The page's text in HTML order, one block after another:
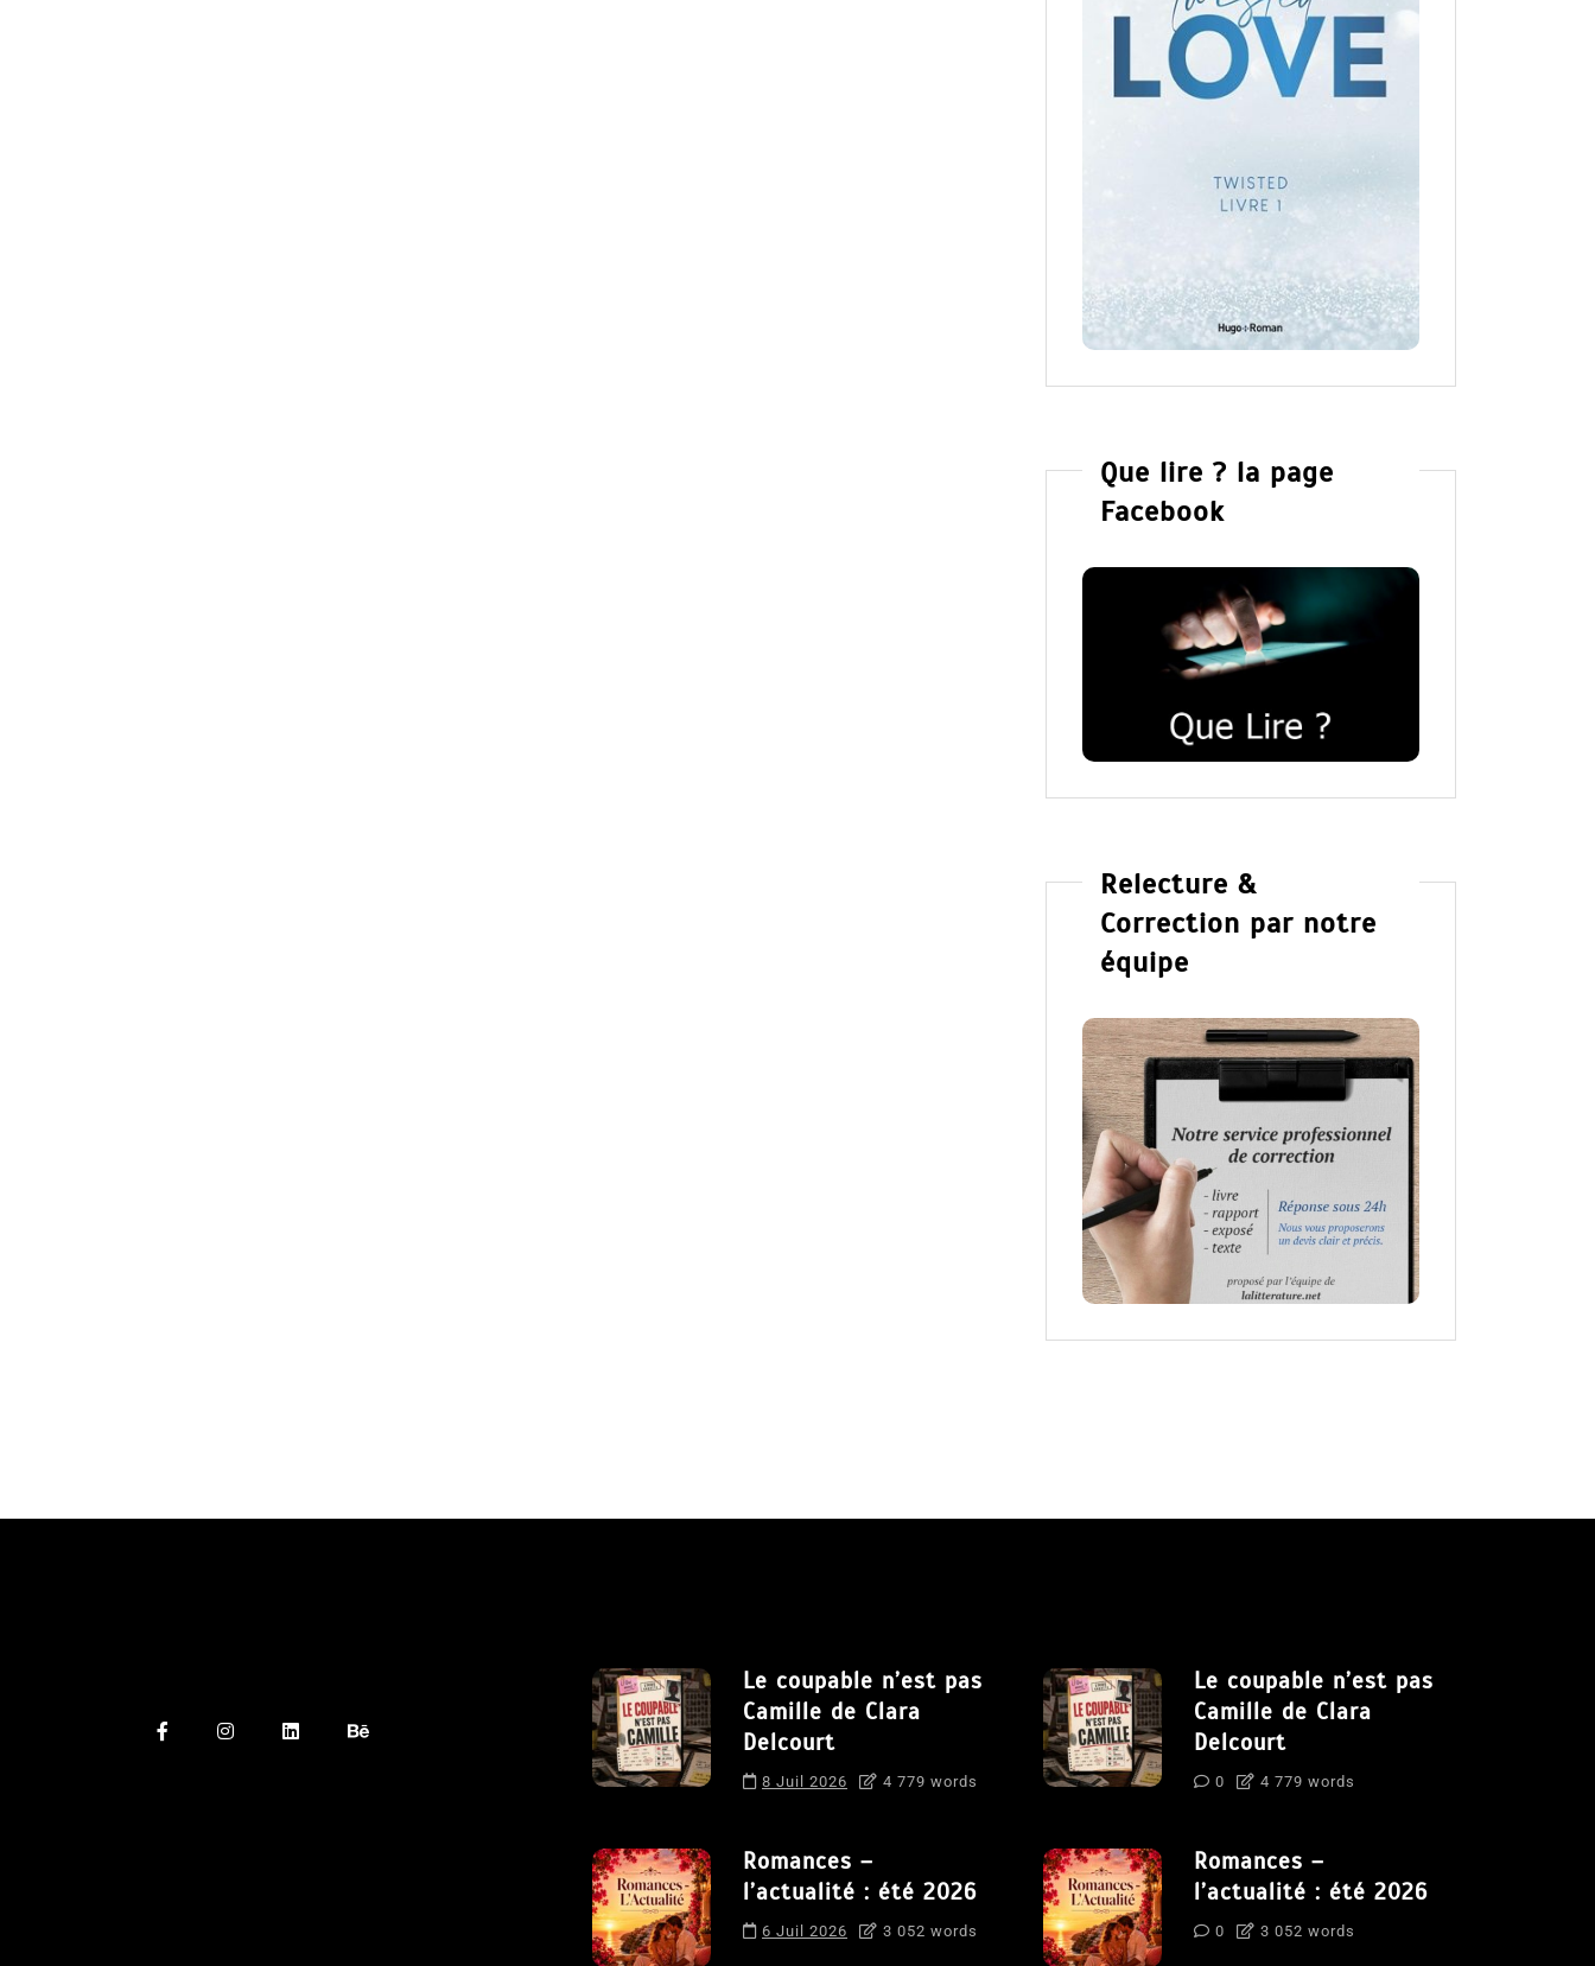
Que lire ? la page
Facebook
Relecture &
Correction par notre
équipe
Le coupable n’est pas
Camille de Clara
Delcourt
8 Juil 2026 4 779 words
Romances –
l’actualité : été 2026
6 Juil 2026 3 052 words
Le coupable n’est pas
Camille de Clara
Delcourt
0 4 779 words
Romances –
l’actualité : été 2026
0 3 052 words